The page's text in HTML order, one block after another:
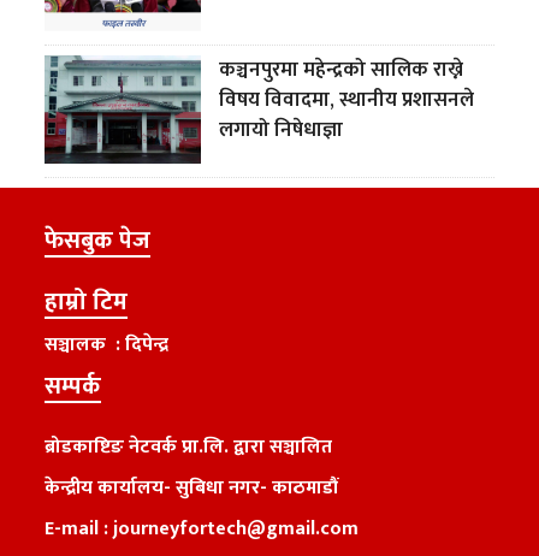
कञ्चनपुरमा महेन्द्रको सालिक राख्ने
विषय विवादमा, स्थानीय प्रशासनले
लगायो निषेधाज्ञा
फेसबुक पेज
हाम्रो टिम
सञ्चालक : दिपेन्द्र
सम्पर्क
ब्रोडकाष्टिङ नेटवर्क प्रा.लि. द्वारा सञ्चालित
केन्द्रीय कार्यालय-सुबिधा नगर- काठमाडौं
E-mail :journeyfortech@gmail.com